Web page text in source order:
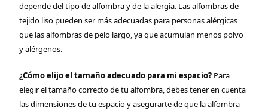
depende del tipo de alfombra y de la alergia. Las alfombras de
tejido liso pueden ser más adecuadas para personas alérgicas
que las alfombras de pelo largo, ya que acumulan menos polvo
y alérgenos.
¿Cómo elijo el tamaño adecuado para mi espacio? Para
elegir el tamaño correcto de tu alfombra, debes tener en cuenta
las dimensiones de tu espacio y asegurarte de que la alfombra